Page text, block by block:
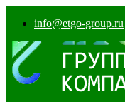
info@etgo-group.ru